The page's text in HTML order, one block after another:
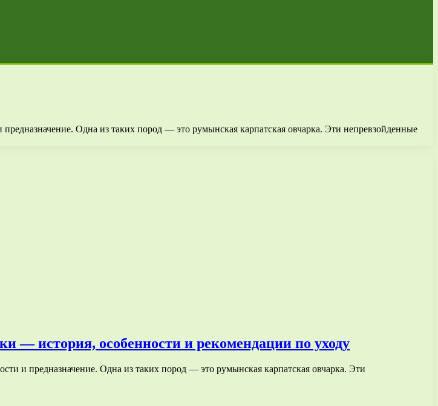
Одна из таких пород — это румынская карпатская овчарка. Эти непревзойденные
— история, особенности и рекомендации по уходу
и предназначение. Одна из таких пород — это румынская карпатская овчарка. Эти